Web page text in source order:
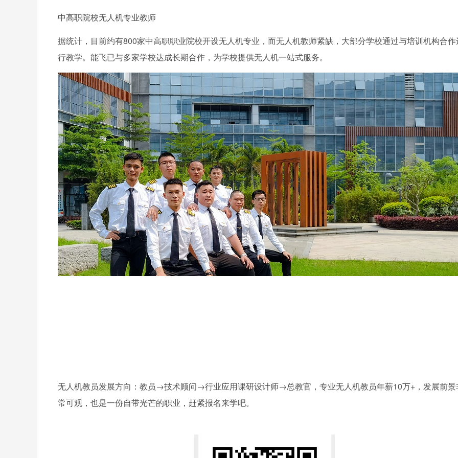
中高职院校无人机专业教师
据统计，目前约有800家中高职职业院校开设无人机专业，而无人机教师紧缺，大部分学校通过与培训机构合作
行教学。能飞已与多家学校达成长期合作，为学校提供无人机一站式服务。
无人机教员发展方向：教员→技术顾问→行业应用课研设计师→总教官，专业无人机教员年薪10万+，发展前景
常可观，也是一份自带光芒的职业，赶紧报名来学吧。